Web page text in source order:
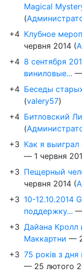
Magical
(
+4 Клубное
червня 2014 (
+4 8 сентября
виниловые... —
+4 Беседы
(valery57)
+4 Битловский
(
+3 Как я
— 1 червня
+3 Пещерный
червня 2014 (
+3 10-12.10.2014
поддержку...
+3 Дайана Кролл
Маккартни —
+3 75 років з
— 25 лютого